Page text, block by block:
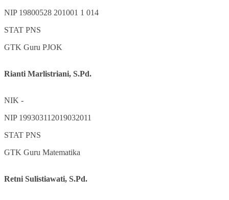
NIP 19800528 201001 1 014
STAT PNS
GTK Guru PJOK
Rianti Marlistriani, S.Pd.
NIK -
NIP 199303112019032011
STAT PNS
GTK Guru Matematika
Retni Sulistiawati, S.Pd.